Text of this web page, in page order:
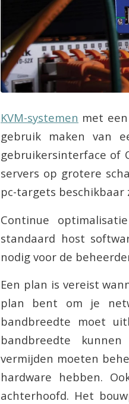
KVM-systemen met
gebruik maken van
gebruikersinterface of
servers op grotere
pc-targets beschikbaar
Continue
standaard host
nodig voor de
Een plan is vereist
plan bent om je
bandbreedte moet
bandbreedte
vermijden moeten
hardware hebben.
achterhoofd. Het